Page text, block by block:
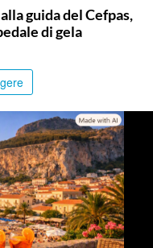
guida del Cefpas,
di gela